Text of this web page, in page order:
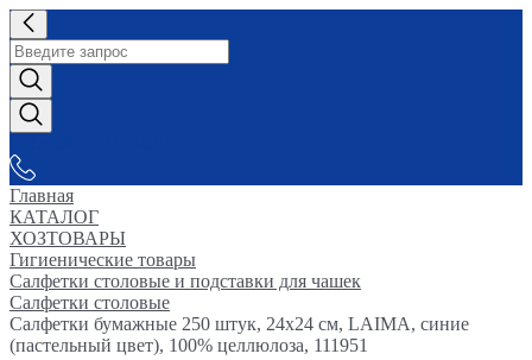
Главная
КАТАЛОГ
ХОЗТОВАРЫ
Гигиенические товары
Салфетки столовые и подставки для чашек
Салфетки столовые
Салфетки бумажные 250 штук, 24х24 см, LAIMA, синие
(пастельный цвет), 100% целлюлоза, 111951